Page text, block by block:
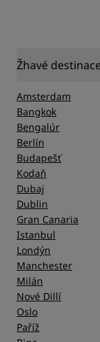
Žhavé
Amsterdam
Bangkok
Bengalúr
Berlín
Budapešť
Kodaň
Dubaj
Dublin
Gran Canaria
Istanbul
Londýn
Manchester
Milán
Nové Dillí
Oslo
Paříž